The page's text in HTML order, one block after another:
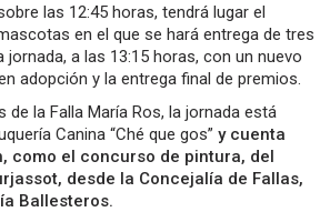
las 12:45 horas, tendrá lugar el
en el que se hará entrega de tres
a las 13:15 horas, con un nuevo
adopción y la entrega final de premios.
de la Falla María Ros, la jornada está
Canina “Ché que gos”y cuenta
como el concurso de pintura, del
desde la Concejalía de Fallas,
Ballesteros.